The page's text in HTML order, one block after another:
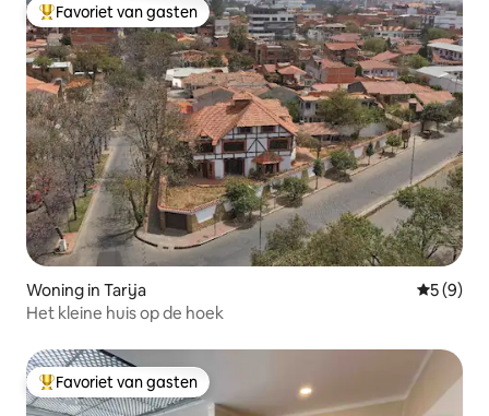
Topfavoriet van gasten
Favoriet van gasten
Woning in Tarija
5 (9)
Het kleine huis op de hoek
Topfavoriet van gasten
Favoriet van gasten